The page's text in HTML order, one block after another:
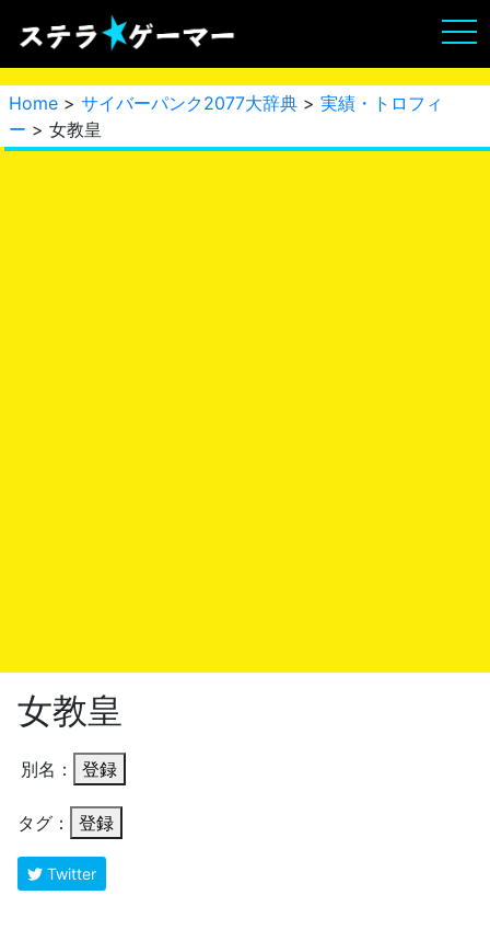
Home > サイバーパンク2077大辞典 > 実績・トロフィ
ー > 女教皇
女教皇
別名： 登録
タグ： 登録
Twitter